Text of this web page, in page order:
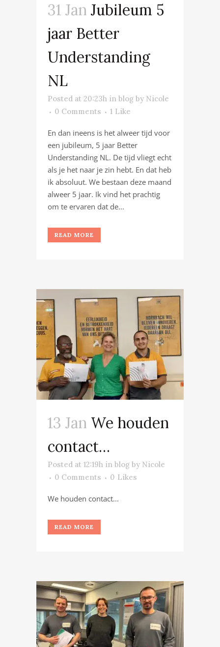
31 Jan Jubileum 5
jaar Better
Understanding
NL
Posted at 20:23h in blog by Nicole
0 Comments
1 Like
En dan ineens is het alweer tijd voor
een jubileum, 5 jaar Better
Understanding NL. De tijd vliegt echt
als je het naar je zin hebt. En dat heb
ik absoluut. We bestaan deze maand
alweer 5 jaar. Ik vind het prachtig
om te ervaren dat de...
READ MORE
13 Jan We houden
contact…
Posted at 12:19h in blog by Nicole
0 Comments
0 Likes
We houden contact...
READ MORE